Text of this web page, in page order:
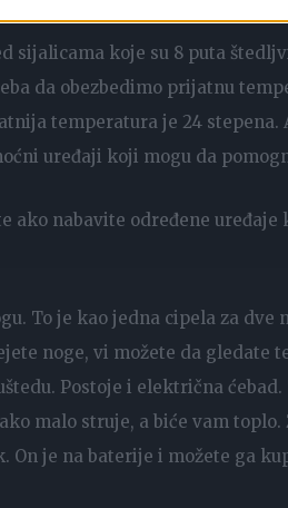
sijalicama koje su 8 puta
da obezbedimo prijatnu
temperatura je 24 stepena.
uređaji koji mogu da
ako nabavite određene
To je kao jedna cipela za dve
noge, vi možete da gledate
Postoje i električna
malo struje, a biće vam
On je na baterije i možete ga